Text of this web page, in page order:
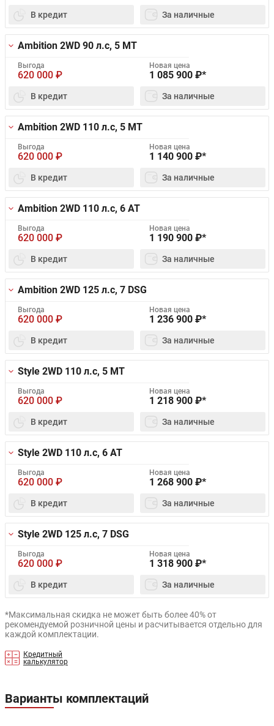
В кредит За наличные
Ambition 2WD 90 л.с, 5 MT
Выгода
620 000 ₽
Новая цена
1 085 900 ₽*
В кредит За наличные
Ambition 2WD 110 л.с, 5 MT
Выгода
620 000 ₽
Новая цена
1 140 900 ₽*
В кредит За наличные
Ambition 2WD 110 л.с, 6 AT
Выгода
620 000 ₽
Новая цена
1 190 900 ₽*
В кредит За наличные
Ambition 2WD 125 л.с, 7 DSG
Выгода
620 000 ₽
Новая цена
1 236 900 ₽*
В кредит За наличные
Style 2WD 110 л.с, 5 MT
Выгода
620 000 ₽
Новая цена
1 218 900 ₽*
В кредит За наличные
Style 2WD 110 л.с, 6 AT
Выгода
620 000 ₽
Новая цена
1 268 900 ₽*
В кредит За наличные
Style 2WD 125 л.с, 7 DSG
Выгода
620 000 ₽
Новая цена
1 318 900 ₽*
В кредит За наличные
*Максимальная скидка не может быть более 40% от
рекомендуемой розничной цены и расчитывается отдельно для
каждой комплектации.
Кредитный
калькулятор
Варианты комплектаций